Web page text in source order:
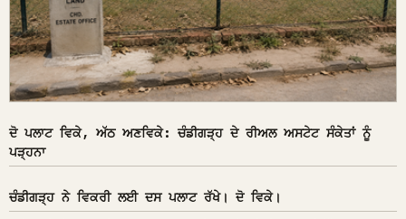
ਦੋ ਪਲਾਟ ਵਿਕੇ, ਅੱਠ ਅਣਵਿਕੇ: ਚੰਡੀਗੜ੍ਹ ਦੇ ਰੀਅਲ ਅਸਟੇਟ ਸੰਕੇਤਾਂ ਨੂੰ
ਪੜ੍ਹਨਾ
ਚੰਡੀਗੜ੍ਹ ਨੇ ਵਿਕਰੀ ਲਈ ਦਸ ਪਲਾਟ ਰੱਖੇ। ਦੋ ਵਿਕੇ।